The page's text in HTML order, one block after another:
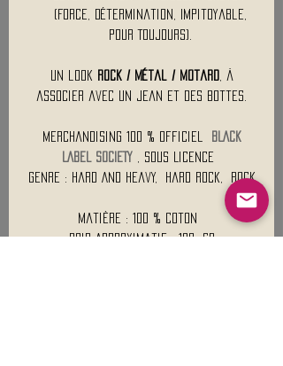
(Force, Détermination, Impitoyable,
Pour Toujours).
Un look rock / métal / motard
, à
associer avec un jean et des bottes.
Merchandising 100 % Officiel
BLACK
LABEL SOCIETY , Sous Licence
Genre : Hard And Heavy, Hard Rock, Rock
Matière : 100 % Coton
Poid Approximatif : 180 Gr